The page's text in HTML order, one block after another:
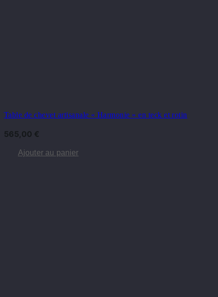
Table de chevet artisanale « Harmonie » en teck et rotin
565,00 €
Ajouter au panier